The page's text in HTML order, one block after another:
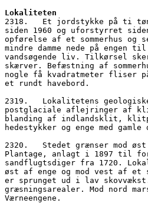
Lokaliteten
2318.   Et jordstykke på ti
siden 1960 og uforstyrret
opførelse af et sommerhus og
mindre damme nede på engen
vandsøgende liv. Tilkørsel
skærver. Befæstning af
nogle få kvadratmeter fliser
et rundt havebord.
2319.   Lokalitetens
postglaciale aflejringer af
blanding af indlandsklit,
hedestykker og enge med
2320.   Stedet grænser mod
Plantage, anlagt i 1897 til
sandflugtsdiger fra 1720.
øst af enge og mod vest af et
er sprunget ud i lav
græsningsarealer. Mod nord
Værneengene.